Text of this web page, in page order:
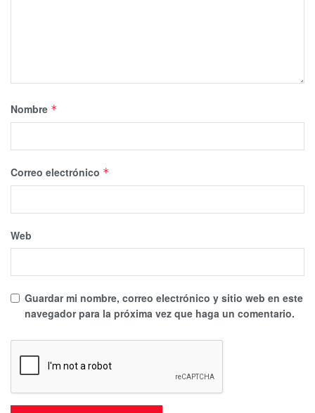
Nombre *
Correo electrónico *
Web
Guardar mi nombre, correo electrónico y sitio web en este
navegador para la próxima vez que haga un comentario.